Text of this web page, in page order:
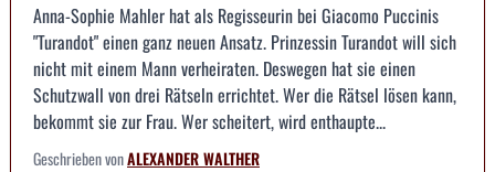
Anna-Sophie Mahler hat als Regisseurin bei Giacomo Puccinis
"Turandot" einen ganz neuen Ansatz. Prinzessin Turandot will sich
nicht mit einem Mann verheiraten. Deswegen hat sie einen
Schutzwall von drei Rätseln errichtet. Wer die Rätsel lösen kann,
bekommt sie zur Frau. Wer scheitert, wird enthaupte...
Geschrieben vonALEXANDER WALTHER